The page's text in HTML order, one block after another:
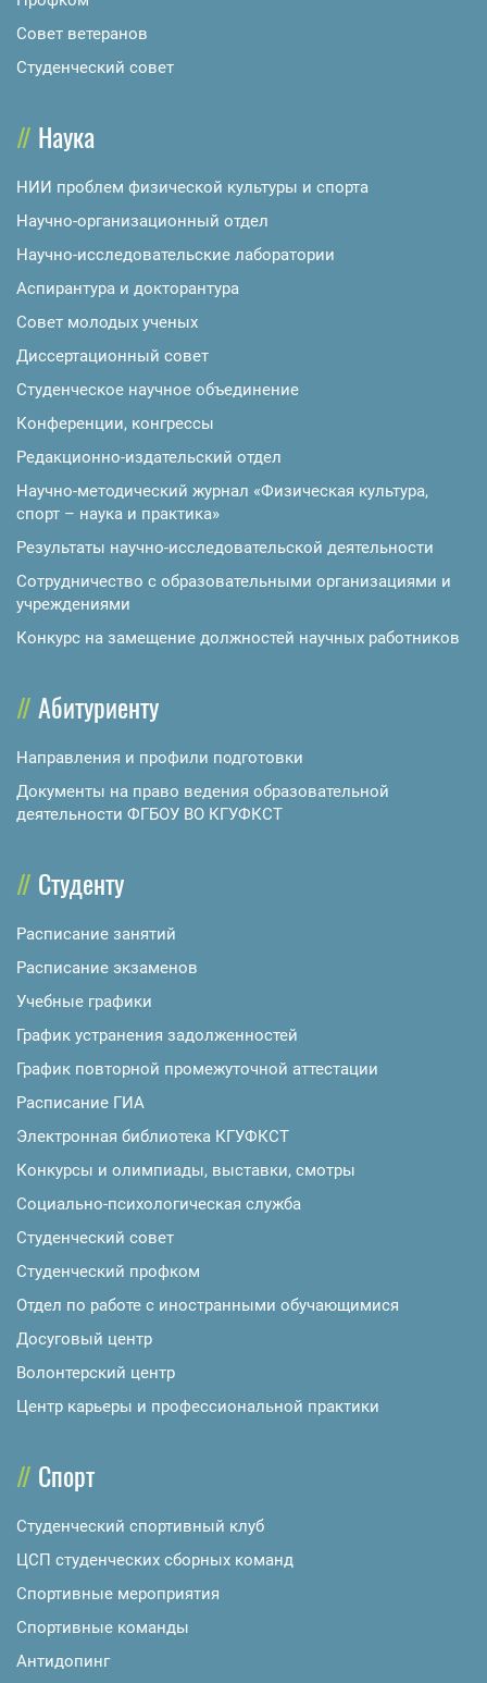
Совет ветеранов
Студенческий совет
Наука
НИИ проблем физической культуры и спорта
Научно-организационный отдел
Научно-исследовательские лаборатории
Аспирантура и докторантура
Совет молодых ученых
Диссертационный совет
Студенческое научное объединение
Конференции, конгрессы
Редакционно-издательский отдел
Научно-методический журнал «Физическая культура,
спорт – наука и практика»
Результаты научно-исследовательской деятельности
Сотрудничество с образовательными организациями и
учреждениями
Конкурс на замещение должностей научных работников
Абитуриенту
Направления и профили подготовки
Документы на право ведения образовательной
деятельности ФГБОУ ВО КГУФКСТ
Студенту
Расписание занятий
Расписание экзаменов
Учебные графики
График устранения задолженностей
График повторной промежуточной аттестации
Расписание ГИА
Электронная библиотека КГУФКСТ
Конкурсы и олимпиады, выставки, смотры
Социально-психологическая служба
Студенческий совет
Студенческий профком
Отдел по работе с иностранными обучающимися
Досуговый центр
Волонтерский центр
Центр карьеры и профессиональной практики
Спорт
Студенческий спортивный клуб
ЦСП студенческих сборных команд
Спортивные мероприятия
Спортивные команды
Антидопинг